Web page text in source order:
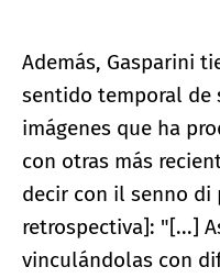
Además, Gasparini
sentido temporal de
imágenes que ha
con otras más
decir con il senno di
retrospectiva]: "[...]
vinculándolas con